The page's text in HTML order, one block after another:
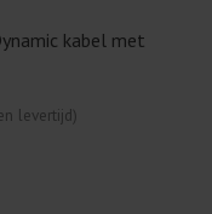
kabel met
levertijd)